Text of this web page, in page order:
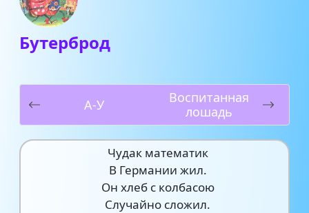
Бутерброд
А-У
Воспитанная
лошадь
Чудак математик
В Германии жил.
Он хлеб с колбасою
Случайно сложил.